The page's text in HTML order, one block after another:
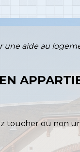
une aide au
toucher ou non